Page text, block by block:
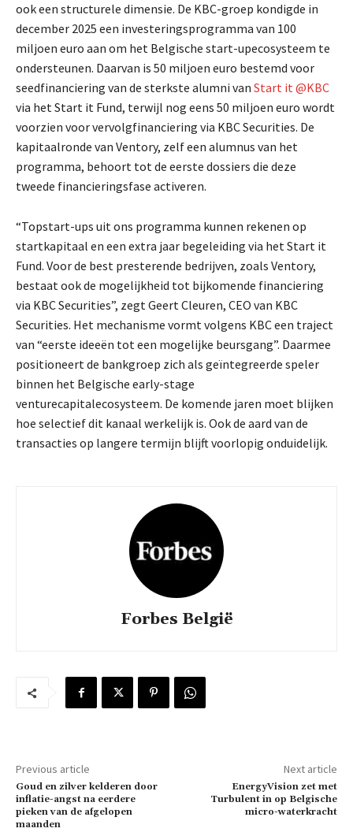
ook een structurele dimensie. De KBC-groep kondigde in
december 2025 een investeringsprogramma van 100
miljoen euro aan om het Belgische start-upecosysteem te
ondersteunen. Daarvan is 50 miljoen euro bestemd voor
seedfinanciering van de sterkste alumni van Start it @KBC
via het Start it Fund, terwijl nog eens 50 miljoen euro wordt
voorzien voor vervolgfinanciering via KBC Securities. De
kapitaalronde van Ventory, zelf een alumnus van het
programma, behoort tot de eerste dossiers die deze
tweede financieringsfase activeren.
“Topstart-ups uit ons programma kunnen rekenen op
startkapitaal en een extra jaar begeleiding via het Start it
Fund. Voor de best presterende bedrijven, zoals Ventory,
bestaat ook de mogelijkheid tot bijkomende financiering
via KBC Securities”, zegt Geert Cleuren, CEO van KBC
Securities. Het mechanisme vormt volgens KBC een traject
van “eerste ideeën tot een mogelijke beursgang”. Daarmee
positioneert de bankgroep zich als geïntegreerde speler
binnen het Belgische early-stage
venturecapitalecosysteem. De komende jaren moet blijken
hoe selectief dit kanaal werkelijk is. Ook de aard van de
transacties op langere termijn blijft voorlopig onduidelijk.
Forbes België
Previous article
Goud en zilver kelderen door
inflatie-angst na eerdere
pieken van de afgelopen
maanden
Next article
EnergyVision zet met
Turbulent in op Belgische
micro-waterkracht